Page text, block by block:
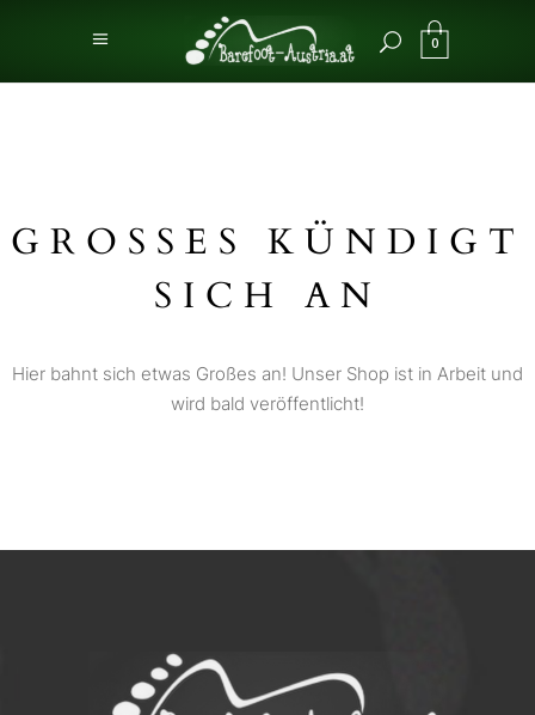
0
GROSSES KÜNDIGT S
ICH AN
Hier bahnt sich etwas Großes an! Unser Shop ist in Arbeit und
wird bald veröffentlicht!